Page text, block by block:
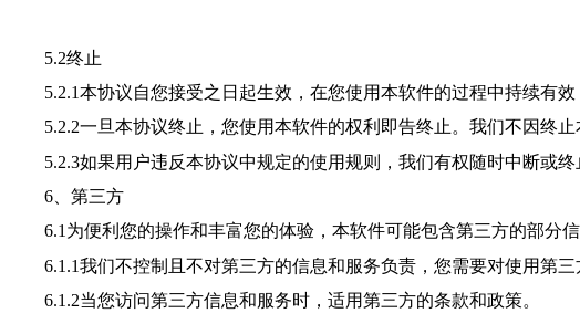
5.2终止
5.2.1本协议自您接受之日起生效，在您使用本软件的过程中持续有效
5.2.2一旦本协议终止，您使用本软件的权利即告终止。 我们不因终止
5.2.3如果用户违反本协议中规定的使用规则， 我们有权随时中断或终
6、第三方
6.1为便利您的操作和丰富您的体验，本软件可能包含第三方的部分信
6.1.1我们不控制且不对第三方的信息和服务负责，您需要对使用第
6.1.2当您访问第三方信息和服务时，适用第三方的条款和政策。